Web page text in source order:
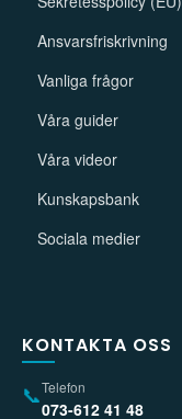
Ansvarsfriskrivning
Vanliga frågor
Våra guider
Våra videor
Kunskapsbank
Sociala medier
KONTAKTA OSS
📞Telefon
073-612 41 48